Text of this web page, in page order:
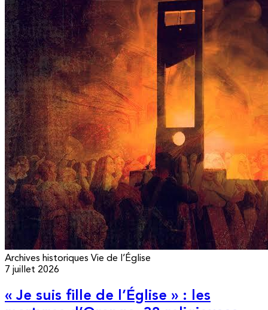
Archives historiques Vie de l’Église
7 juillet 2026
« Je suis fille de l’Église » : les